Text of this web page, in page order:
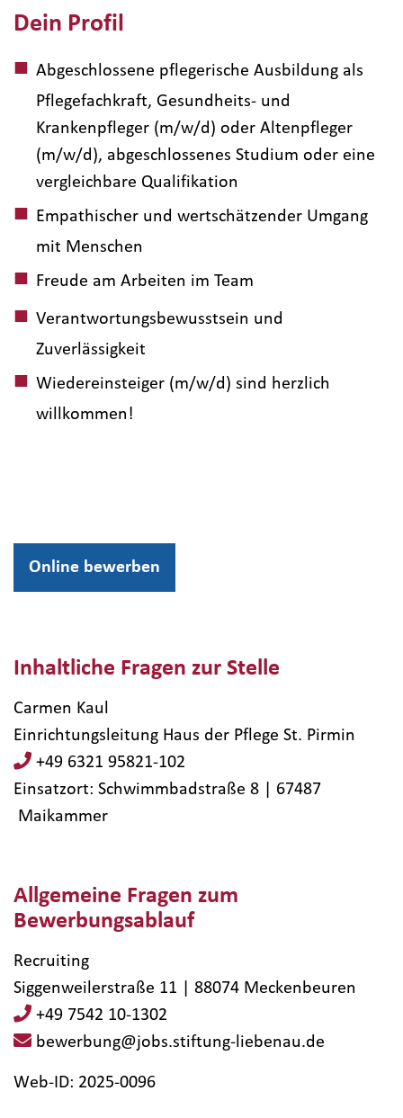
Dein Profil
Abgeschlossene pflegerische Ausbildung als
Pflegefachkraft, Gesundheits- und
Krankenpfleger (m/w/d) oder Altenpfleger
(m/w/d), abgeschlossenes Studium oder eine
vergleichbare Qualifikation
Empathischer und wertschätzender Umgang
mit Menschen
Freude am Arbeiten im Team
Verantwortungsbewusstsein und
Zuverlässigkeit
Wiedereinsteiger (m/w/d) sind herzlich
willkommen!
Inhaltliche Fragen zur Stelle
Carmen Kaul
Einrichtungsleitung Haus der Pflege St. Pirmin
+49 6321 95821-102
Einsatzort: Schwimmbadstraße 8 | 67487​
Maikammer
Allgemeine Fragen zum
Bewerbungsablauf
Recruiting
Siggenweilerstraße 11 | 88074 Meckenbeuren
+49 7542 10-1302
bewerbung@jobs.stiftung-liebenau.de
Web-ID: 2025-0096
Online bewerben